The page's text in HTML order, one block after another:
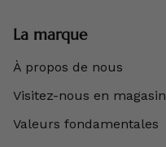
La marque
À propos de nous
Visitez-nous en magasin
Valeurs fondamentales